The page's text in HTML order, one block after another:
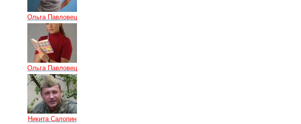
Ольга Павловец
Ольга Павловец
Никита Салопин